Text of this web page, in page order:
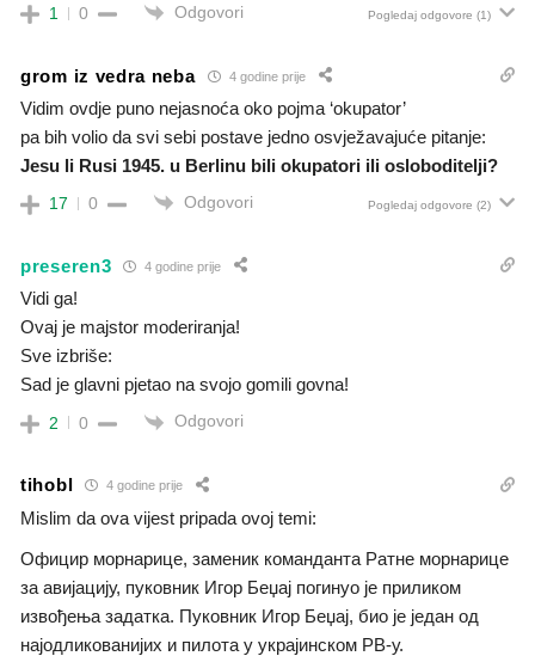
1 0 Odgovori Pogledaj odgovore (1)
grom iz vedra neba 4 godine prije
Vidim ovdje puno nejasnoća oko pojma ‘okupator’
pa bih volio da svi sebi postave jedno osvježavajuće pitanje:
Jesu li Rusi 1945. u Berlinu bili okupatori ili osloboditelji?
17 0 Odgovori Pogledaj odgovore (2)
preseren3 4 godine prije
Vidi ga!
Ovaj je majstor moderiranja!
Sve izbriše:
Sad je glavni pjetao na svojo gomili govna!
2 0 Odgovori
tihobl 4 godine prije
Mislim da ova vijest pripada ovoj temi:
Официр морнарице, заменик команданта Ратне морнарице
за авијацију, пуковник Игор Беџај погинуо је приликом
извођења задатка. Пуковник Игор Беџај, био је један од
најодликованијих и пилота у украјинском РВ-у.